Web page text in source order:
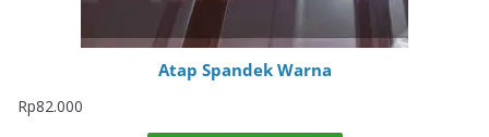
Atap Spandek Warna
Rp82.000